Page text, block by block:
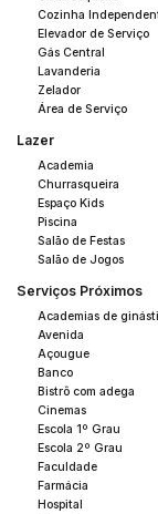
infraestrutura
Um imóvel que
funcionalidade,
investimento.
Imóvel disponível
Agende sua
apartamento pode
Cozinha
Elevador de Serviço
Gás Central
Lavanderia
Zelador
Área de Serviço
Lazer
Academia
Churrasqueira
Espaço Kids
Piscina
Salão de Festas
Salão de Jogos
Serviços Próximos
Academias de
Avenida
Açougue
Banco
Bistrô com adega
Cinemas
Escola 1º Grau
Escola 2º Grau
Faculdade
Farmácia
Hospital